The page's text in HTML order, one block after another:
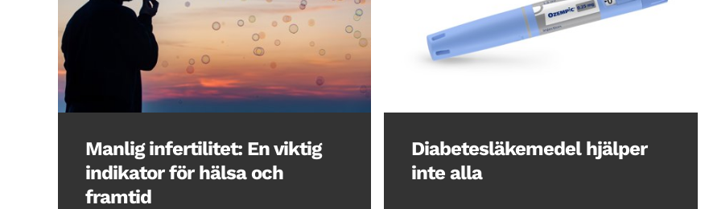
Manlig infertilitet: En viktig
indikator för hälsa och
framtid
Diabetesläkemedel hjälper
inte alla